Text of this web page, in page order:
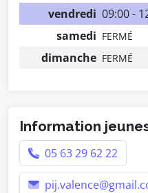
vendredi 09:00 -
samedi FERMÉ
dimanche FERMÉ
Information
05 63 29 62 22